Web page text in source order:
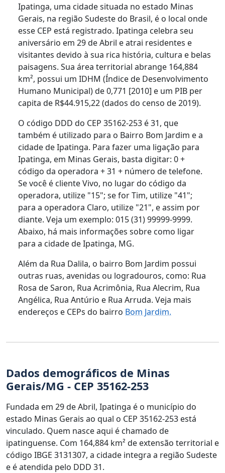
Ipatinga, uma cidade situada no estado Minas
Gerais, na região Sudeste do Brasil, é o local onde
esse CEP está registrado. Ipatinga celebra seu
aniversário em 29 de Abril e atrai residentes e
visitantes devido à sua rica história, cultura e belas
paisagens. Sua área territorial abrange 164,884
km², possui um IDHM (Índice de Desenvolvimento
Humano Municipal) de 0,771 [2010] e um PIB per
capita de R$44.915,22 (dados do censo de 2019).
O código DDD do CEP 35162-253 é 31, que
também é utilizado para o Bairro Bom Jardim e a
cidade de Ipatinga. Para fazer uma ligação para
Ipatinga, em Minas Gerais, basta digitar: 0 +
código da operadora + 31 + número de telefone.
Se você é cliente Vivo, no lugar do código da
operadora, utilize "15"; se for Tim, utilize "41";
para a operadora Claro, utilize "21", e assim por
diante. Veja um exemplo: 015 (31) 99999-9999.
Abaixo, há mais informações sobre como ligar
para a cidade de Ipatinga, MG.
Além da Rua Dalila, o bairro Bom Jardim possui
outras ruas, avenidas ou logradouros, como: Rua
Rosa de Saron, Rua Acrimônia, Rua Alecrim, Rua
Angélica, Rua Antúrio e Rua Arruda. Veja mais
endereços e CEPs do bairro Bom Jardim.
Dados demográficos de Minas
Gerais/MG - CEP 35162-253
Fundada em 29 de Abril, Ipatinga é o município do
estado Minas Gerais ao qual o CEP 35162-253 está
vinculado. Quem nasce aqui é chamado de
ipatinguense. Com 164,884 km² de extensão territorial e
código IBGE 3131307, a cidade integra a região Sudeste
e é atendida pelo DDD 31.